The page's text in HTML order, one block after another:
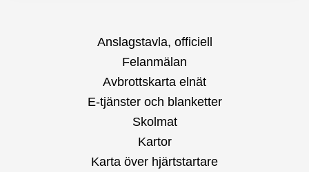
Anslagstavla, officiell
Felanmälan
Avbrottskarta elnät
E-tjänster och blanketter
Skolmat
Kartor
Karta över hjärtstartare